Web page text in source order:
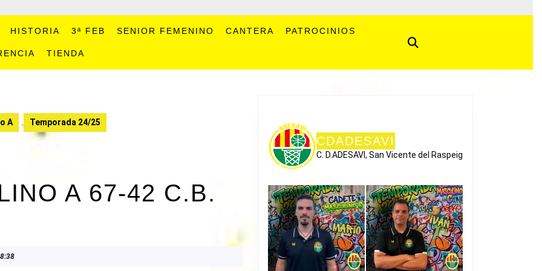
HISTORIA 3ª FEB SENIOR FEMENINO CANTERA PATROCINIOS
TIENDA
A , Temporada 24/25
A 67-42 C.B.
CDADESAVI
C. D.ADESAVI, San Vicente del Raspeig